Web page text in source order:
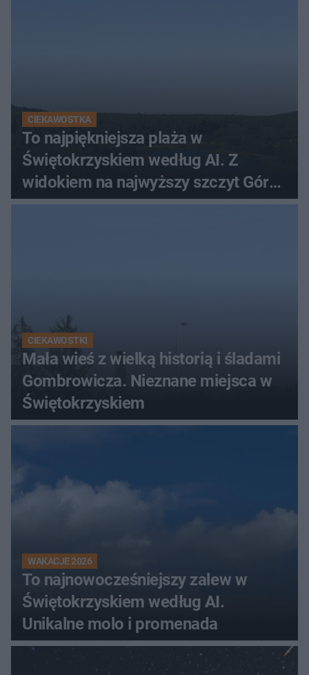
CIEKAWOSTKA
To najpiękniejsza plaża w
Świętokrzyskiem według AI. Z
widokiem na najwyższy szczyt Gór
Świętokrzyskich
CIEKAWOSTKI
Mała wieś z wielką historią i śladami
Gombrowicza. Nieznane miejsca w
Świętokrzyskiem
WAKACJE 2026
To najnowocześniejszy zalew w
Świętokrzyskiem według AI.
Unikalne molo i promenada